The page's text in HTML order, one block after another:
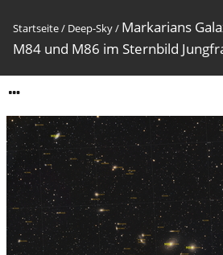
Startseite/ Deep-Sky/ Markarians
M84 und M86 im Sternbild